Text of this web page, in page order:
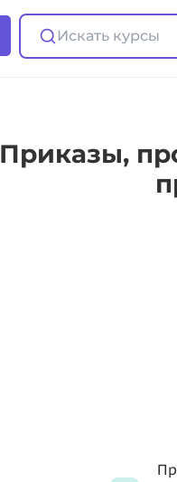
Искать курсы
Приказы,